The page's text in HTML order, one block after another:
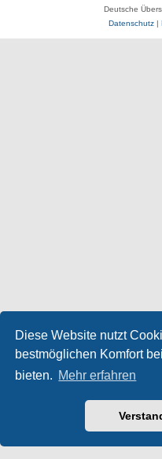
Diese Website nutzt
bestmöglichen Komfort
bieten. Mehr erfahren
Deutsche
Datenschutz|